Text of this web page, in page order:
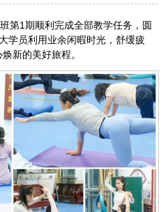
第1期顺利完成全部教学任务，圆
学员利用业余闲暇时光，舒缓疲
新的美好旅程。